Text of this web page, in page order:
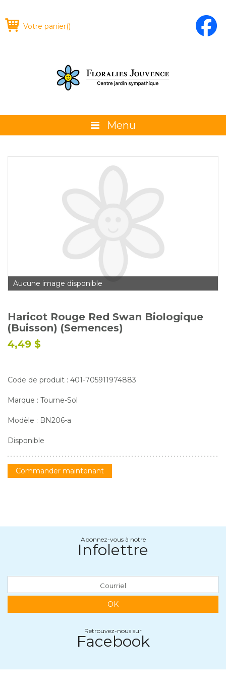
Votre panier()
Menu
La boutique
Promotions et évènements
Calendrier horticole
Emplois
Service à la clientèle
Nous joindre
Aucune image disponible
Haricot Rouge Red Swan Biologique
(Buisson) (Semences)
4,49 $
Code de produit : 401-705911974883
Marque : Tourne-Sol
Modèle : BN206-a
Disponible
Commander maintenant
Abonnez-vous à notre
Infolettre
OK
Retrouvez-nous sur
Facebook